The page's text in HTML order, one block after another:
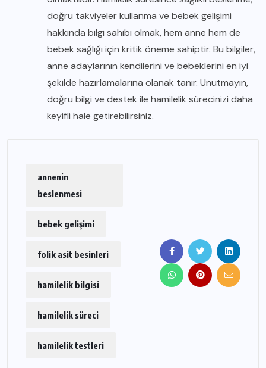
doğru takviyeler kullanma ve bebek gelişimi
hakkında bilgi sahibi olmak, hem anne hem de
bebek sağlığı için kritik öneme sahiptir. Bu bilgiler,
anne adaylarının kendilerini ve bebeklerini en iyi
şekilde hazırlamalarına olanak tanır. Unutmayın,
doğru bilgi ve destek ile hamilelik sürecinizi daha
keyifli hale getirebilirsiniz.
annenin
beslenmesi
bebek gelişimi
folik asit besinleri
hamilelik bilgisi
hamilelik süreci
hamilelik testleri